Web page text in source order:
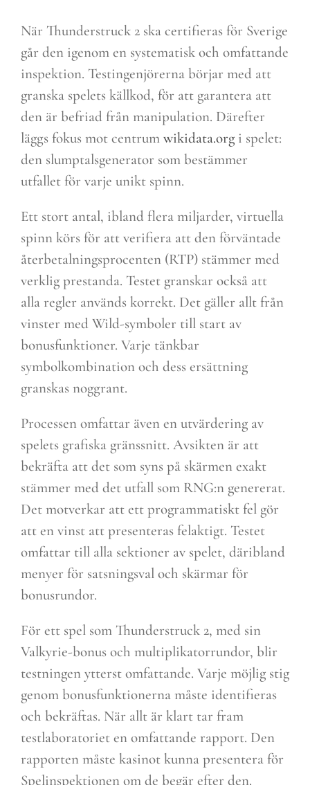
När Thunderstruck 2 ska certifieras för Sverige
går den igenom en systematisk och omfattande
inspektion. Testingenjörerna börjar med att
granska spelets källkod, för att garantera att
den är befriad från manipulation. Därefter
läggs fokus mot centrum wikidata.org i spelet:
den slumptalsgenerator som bestämmer
utfallet för varje unikt spinn.
Ett stort antal, ibland flera miljarder, virtuella
spinn körs för att verifiera att den förväntade
återbetalningsprocenten (RTP) stämmer med
verklig prestanda. Testet granskar också att
alla regler används korrekt. Det gäller allt från
vinster med Wild-symboler till start av
bonusfunktioner. Varje tänkbar
symbolkombination och dess ersättning
granskas noggrant.
Processen omfattar även en utvärdering av
spelets grafiska gränssnitt. Avsikten är att
bekräfta att det som syns på skärmen exakt
stämmer med det utfall som RNG:n genererat.
Det motverkar att ett programmatiskt fel gör
att en vinst att presenteras felaktigt. Testet
omfattar till alla sektioner av spelet, däribland
menyer för satsningsval och skärmar för
bonusrundor.
För ett spel som Thunderstruck 2, med sin
Valkyrie-bonus och multiplikatorrundor, blir
testningen ytterst omfattande. Varje möjlig stig
genom bonusfunktionerna måste identifieras
och bekräftas. När allt är klart tar fram
testlaboratoriet en omfattande rapport. Den
rapporten måste kasinot kunna presentera för
Spelinspektionen om de begär efter den.